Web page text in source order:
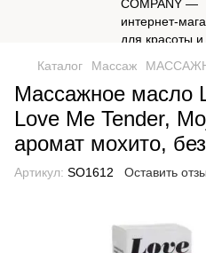
Каталог Массаж
Массажное масло
Love Me Tender,
аромат мохито,
Артикул: SO1612 Оставить